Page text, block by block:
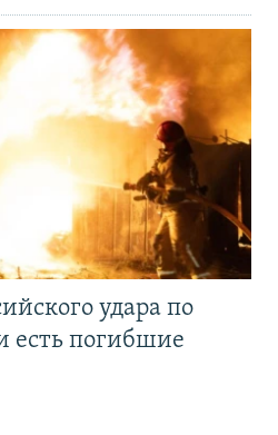
удара по
есть погибшие